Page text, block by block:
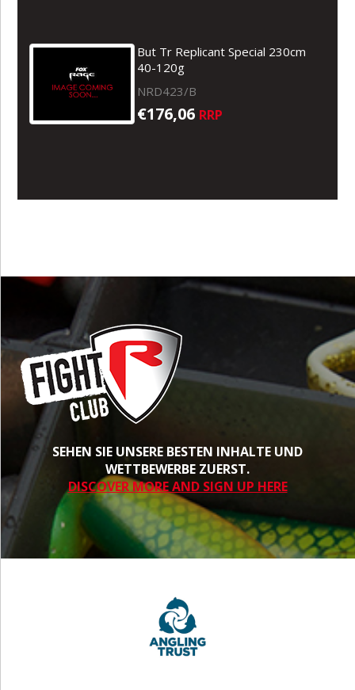
But Tr Replicant Special 230cm
40-120g
NRD423/B
€176,06 RRP
SEHEN SIE UNSERE BESTEN INHALTE UND
WETTBEWERBE ZUERST.
DISCOVER MORE AND SIGN UP HERE